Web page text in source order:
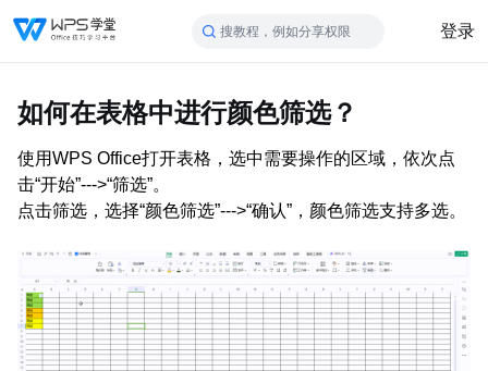
搜教程，例如分享权限 登录
如何在表格中进行颜色筛选？
使用WPS Office打开表格，选中需要操作的区域，依次点
击“开始”--->“筛选”。
点击筛选，选择“颜色筛选”--->“确认”，颜色筛选支持多选。